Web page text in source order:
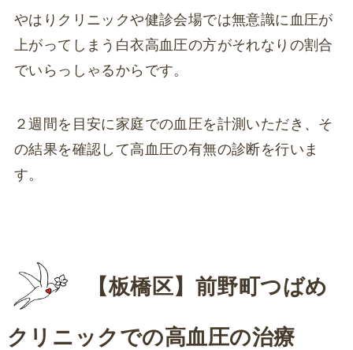
やはりクリニックや健診会場では無意識に血圧が
上がってしまう白衣高血圧の方がそれなりの割合
でいらっしゃるからです。
２週間を目安に家庭での血圧を計測いただき、そ
の結果を確認して高血圧の有無の診断を行いま
す。
【板橋区】前野町つばめ
クリニックでの高血圧の治療